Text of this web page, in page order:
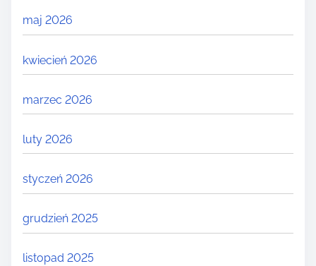
maj 2026
kwiecień 2026
marzec 2026
luty 2026
styczeń 2026
grudzień 2025
listopad 2025